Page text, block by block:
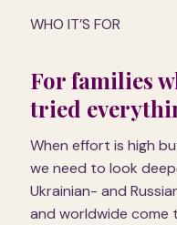
WHO IT’S FOR
For families
tried
When effort is high
we need to look
Ukrainian- and
and worldwide come